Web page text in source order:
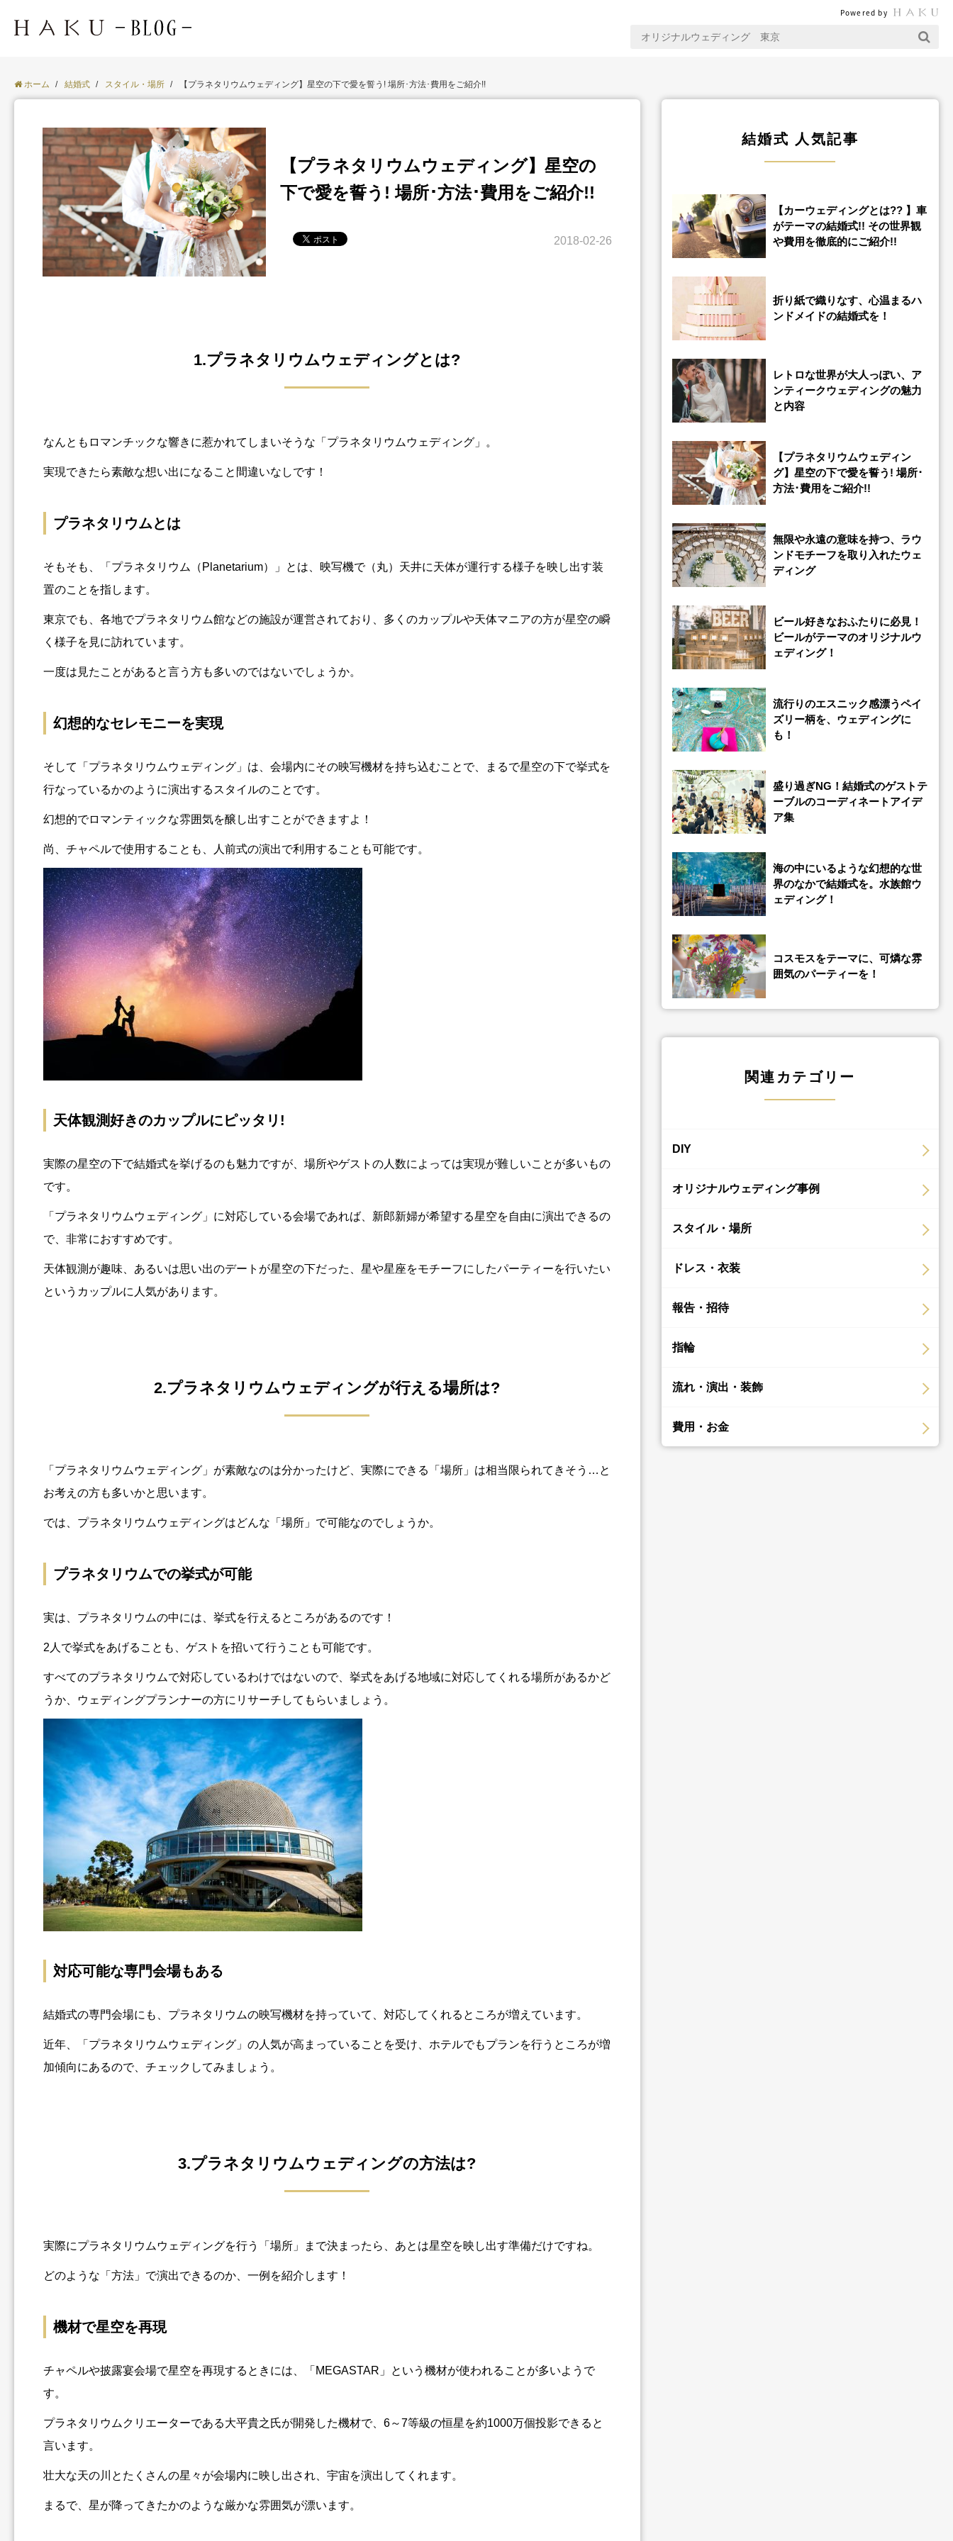
Powered by
ホーム / 結婚式 / スタイル・場所 / 【プラネタリウムウェディング】星空の下で愛を誓う! 場所･方法･費用をご紹介!!
【プラネタリウムウェディング】星空の
下で愛を誓う! 場所･方法･費用をご紹介!!
2018-02-26
1.プラネタリウムウェディングとは?
なんともロマンチックな響きに惹かれてしまいそうな「プラネタリウムウェディング」。
実現できたら素敵な想い出になること間違いなしです！
プラネタリウムとは
そもそも、「プラネタリウム（Planetarium）」とは、映写機で（丸）天井に天体が運行する様子を映し出す装
置のことを指します。
東京でも、各地でプラネタリウム館などの施設が運営されており、多くのカップルや天体マニアの方が星空の瞬
く様子を見に訪れています。
一度は見たことがあると言う方も多いのではないでしょうか。
幻想的なセレモニーを実現
そして「プラネタリウムウェディング」は、会場内にその映写機材を持ち込むことで、まるで星空の下で挙式を
行なっているかのように演出するスタイルのことです。
幻想的でロマンティックな雰囲気を醸し出すことができますよ！
尚、チャペルで使用することも、人前式の演出で利用することも可能です。
天体観測好きのカップルにピッタリ!
実際の星空の下で結婚式を挙げるのも魅力ですが、場所やゲストの人数によっては実現が難しいことが多いもの
です。
「プラネタリウムウェディング」に対応している会場であれば、新郎新婦が希望する星空を自由に演出できるの
で、非常におすすめです。
天体観測が趣味、あるいは思い出のデートが星空の下だった、星や星座をモチーフにしたパーティーを行いたい
というカップルに人気があります。
2.プラネタリウムウェディングが行える場所は?
「プラネタリウムウェディング」が素敵なのは分かったけど、実際にできる「場所」は相当限られてきそう…と
お考えの方も多いかと思います。
では、プラネタリウムウェディングはどんな「場所」で可能なのでしょうか。
プラネタリウムでの挙式が可能
実は、プラネタリウムの中には、挙式を行えるところがあるのです！
2人で挙式をあげることも、ゲストを招いて行うことも可能です。
すべてのプラネタリウムで対応しているわけではないので、挙式をあげる地域に対応してくれる場所があるかど
うか、ウェディングプランナーの方にリサーチしてもらいましょう。
対応可能な専門会場もある
結婚式の専門会場にも、プラネタリウムの映写機材を持っていて、対応してくれるところが増えています。
近年、「プラネタリウムウェディング」の人気が高まっていることを受け、ホテルでもプランを行うところが増
加傾向にあるので、チェックしてみましょう。
3.プラネタリウムウェディングの方法は?
実際にプラネタリウムウェディングを行う「場所」まで決まったら、あとは星空を映し出す準備だけですね。
どのような「方法」で演出できるのか、一例を紹介します！
機材で星空を再現
チャペルや披露宴会場で星空を再現するときには、「MEGASTAR」という機材が使われることが多いようで
す。
プラネタリウムクリエーターである大平貴之氏が開発した機材で、6～7等級の恒星を約1000万個投影できると
言います。
壮大な天の川とたくさんの星々が会場内に映し出され、宇宙を演出してくれます。
まるで、星が降ってきたかのような厳かな雰囲気が漂います。
結婚式 人気記事
【カーウェディングとは?? 】車
がテーマの結婚式!! その世界観
や費用を徹底的にご紹介!!
折り紙で織りなす、心温まるハ
ンドメイドの結婚式を！
レトロな世界が大人っぽい、ア
ンティークウェディングの魅力
と内容
【プラネタリウムウェディン
グ】星空の下で愛を誓う! 場所･
方法･費用をご紹介!!
無限や永遠の意味を持つ、ラウ
ンドモチーフを取り入れたウェ
ディング
ビール好きなおふたりに必見！
ビールがテーマのオリジナルウ
ェディング！
流行りのエスニック感漂うペイ
ズリー柄を、ウェディングに
も！
盛り過ぎNG！結婚式のゲストテ
ーブルのコーディネートアイデ
ア集
海の中にいるような幻想的な世
界のなかで結婚式を。水族館ウ
ェディング！
コスモスをテーマに、可燐な雰
囲気のパーティーを！
関連カテゴリー
DIY
オリジナルウェディング事例
スタイル・場所
ドレス・衣装
報告・招待
指輪
流れ・演出・装飾
費用・お金